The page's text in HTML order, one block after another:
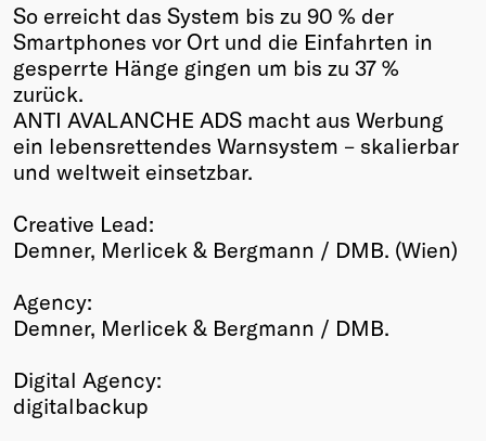
So erreicht das System bis zu 90 % der
Smartphones vor Ort und die Einfahrten in
gesperrte Hänge gingen um bis zu 37 %
zurück.
ANTI AVALANCHE ADS macht aus Werbung
ein lebensrettendes Warnsystem – skalierbar
und weltweit einsetzbar.
Creative Lead:
Demner, Merlicek & Bergmann / DMB. (Wien)
Agency:
Demner, Merlicek & Bergmann / DMB.
Digital Agency:
digitalbackup